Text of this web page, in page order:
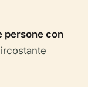
persone con